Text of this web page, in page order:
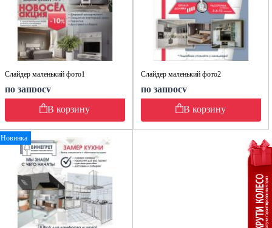
Слайдер маленький фото1
по запросу
В корзину
Слайдер маленький фото2
по запросу
В корзину
Новинка